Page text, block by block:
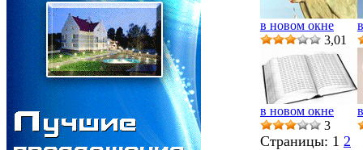
в новом окне
3,01
в новом окне
3
Страницы: 1 2